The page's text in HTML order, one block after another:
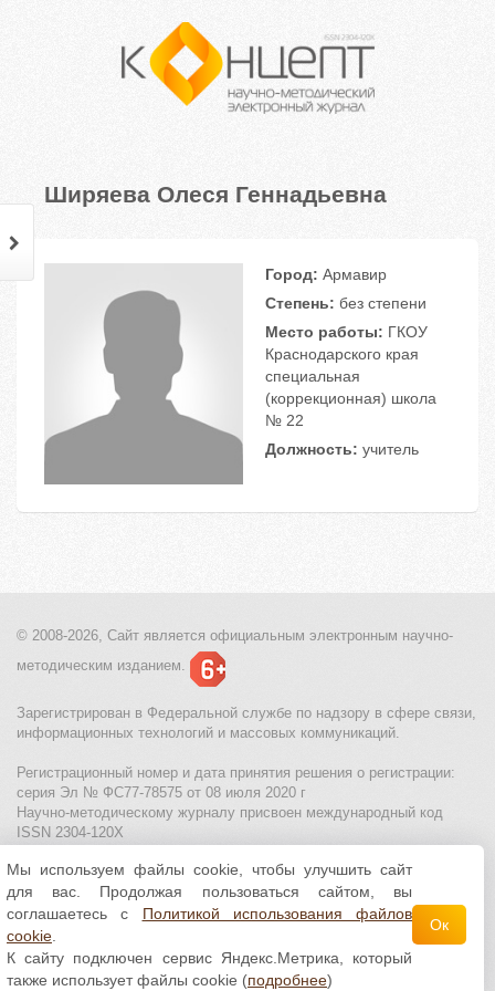
Ширяева Олеся Геннадьевна
Город: Армавир
Степень: без степени
Место работы: ГКОУ
Краснодарского края
специальная
(коррекционная) школа
№ 22
Должность: учитель
© 2008-2026, Сайт является официальным электронным научно-
методическим изданием.
Зарегистрирован в Федеральной службе по надзору в сфере связи,
информационных технологий и массовых коммуникаций.
Регистрационный номер и дата принятия решения о регистрации:
серия Эл № ФС77-78575 от 08 июля 2020 г
Научно-методическому журналу присвоен международный код
ISSN 2304-120X
МЦИТО|Школьные олимпиады и онлайн конкурсы для детей
Политика использования файлов cookie| Политика обработки и
защиты персональных данных
Все материалы доступны полицензии Creative
Commons С указанием авторства 4.0 Всемирная
Мы используем файлы cookie, чтобы улучшить сайт
для вас. Продолжая пользоваться сайтом, вы
соглашаетесь с Политикой использования файлов
cookie
К сайту подключен сервис Яндекс.Метрика, который
также использует файлы cookie (подробнее)
Ок